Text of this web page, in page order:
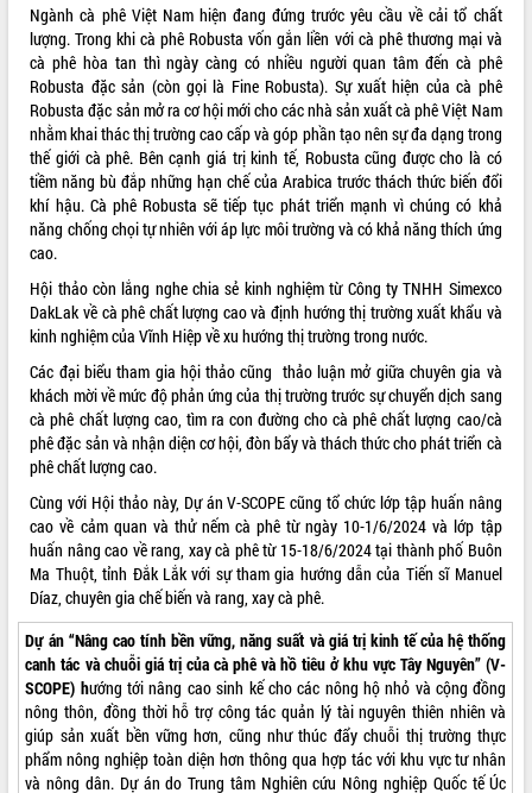
Khơi thông điểm nghẽn, đẩy nhanh
giải ngân vốn khắc phục thiên tai
HĐND tỉnh thông qua điều chỉnh Quy
hoạch tỉnh thời kỳ 2021-2030
Hội thảo góp ý hồ sơ điều chỉnh quy
hoạch tỉnh Đắk Lắk thời kỳ 2021-2030,
tầm nhìn đến năm 2050
Nâng cao hiệu quả hoạt động của các
doanh nghiệp nhà nước
Hội nghị triển khai kết nối mạng
truyền số liệu chuyên dùng phục vụ cơ
quan Đảng, Nhà nước
Lễ phát động chuỗi hoạt động chung
tay làm sạch môi trường
Xã Ea Kar bước chuyển mình trong
công tác cải cách hành chính mô hình
mới
UBND tỉnh họp báo định kỳ tháng 4
năm 2026
Hội thảo khoa học “Giải pháp thúc đẩy
phát triển nền kinh tế xanh tại tỉnh
Đắk Lắk”
Tăng cường giám sát, đôn đốc thực
hiện nhiệm vụ quản lý tài sản công
hàng tuần
Tháo gỡ những vướng mắc, đẩy mạnh
công tác cải cách thủ tục hành chính
tại Trung tâm Phục vụ hành chính
công tỉnh
Đắk Lắk: Tôn vinh 46 giải pháp tại Hội
Ngành cà phê Việt Nam hiện đang đứng trước yêu cầu về cải tổ chất
lượng. Trong khi cà phê Robusta vốn gắn liền với cà phê thương mại và
cà phê hòa tan thì ngày càng có nhiều người quan tâm đến cà phê
Robusta đặc sản (còn gọi là Fine Robusta). Sự xuất hiện của cà phê
Robusta đặc sản mở ra cơ hội mới cho các nhà sản xuất cà phê Việt Nam
nhằm khai thác thị trường cao cấp và góp phần tạo nên sự đa dạng trong
thế giới cà phê. Bên cạnh giá trị kinh tế, Robusta cũng được cho là có
tiềm năng bù đắp những hạn chế của Arabica trước thách thức biến đổi
khí hậu. Cà phê Robusta sẽ tiếp tục phát triển mạnh vì chúng có khả
năng chống chọi tự nhiên với áp lực môi trường và có khả năng thích ứng
cao.
Hội thảo còn lắng nghe chia sẻ kinh nghiệm từ Công ty TNHH Simexco
DakLak về cà phê chất lượng cao và định hướng thị trường xuất khẩu và
kinh nghiệm của Vĩnh Hiệp về xu hướng thị trường trong nước.
Các đại biểu tham gia hội thảo cũng thảo luận mở giữa chuyên gia và
khách mời về mức độ phản ứng của thị trường trước sự chuyển dịch sang
cà phê chất lượng cao, tìm ra con đường cho cà phê chất lượng cao/cà
phê đặc sản và nhận diện cơ hội, đòn bẩy và thách thức cho phát triển cà
phê chất lượng cao.
Cùng với Hội thảo này, Dự án V-SCOPE cũng tổ chức lớp tập huấn nâng
cao về cảm quan và thử nếm cà phê từ ngày 10-1/6/2024 và lớp tập
huấn nâng cao về rang, xay cà phê từ 15-18/6/2024 tại thành phố Buôn
Ma Thuột, tỉnh Đắk Lắk với sự tham gia hướng dẫn của Tiến sĩ Manuel
Díaz, chuyên gia chế biến và rang, xay cà phê.
Dự án “Nâng cao tính bền vững, năng suất và giá trị kinh tế của hệ thống
canh tác và chuỗi giá trị của cà phê và hồ tiêu ở khu vực Tây Nguyên” (V-
SCOPE) hướng tới nâng cao sinh kế cho các nông hộ nhỏ và cộng đồng
nông thôn, đồng thời hỗ trợ công tác quản lý tài nguyên thiên nhiên và
giúp sản xuất bền vững hơn, cũng như thúc đẩy chuỗi thị trường thực
phẩm nông nghiệp toàn diện hơn thông qua hợp tác với khu vực tư nhân
và nông dân. Dự án do Trung tâm Nghiên cứu Nông nghiệp Quốc tế Úc